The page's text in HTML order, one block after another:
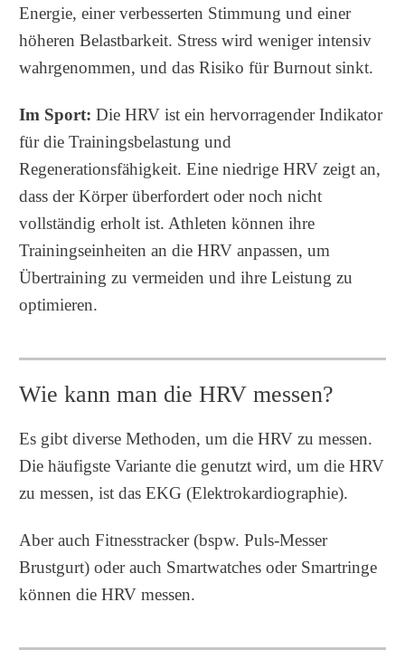
Energie, einer verbesserten Stimmung und einer
höheren Belastbarkeit. Stress wird weniger intensiv
wahrgenommen, und das Risiko für Burnout sinkt.
Im Sport: Die HRV ist ein hervorragender Indikator
für die Trainingsbelastung und
Regenerationsfähigkeit. Eine niedrige HRV zeigt an,
dass der Körper überfordert oder noch nicht
vollständig erholt ist. Athleten können ihre
Trainingseinheiten an die HRV anpassen, um
Übertraining zu vermeiden und ihre Leistung zu
optimieren.
Wie kann man die HRV messen?
Es gibt diverse Methoden, um die HRV zu messen.
Die häufigste Variante die genutzt wird, um die HRV
zu messen, ist das EKG (Elektrokardiographie).
Aber auch Fitnesstracker (bspw. Puls-Messer
Brustgurt) oder auch Smartwatches oder Smartringe
können die HRV messen.